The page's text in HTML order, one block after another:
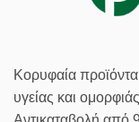
Κορυφαία προϊόντα
υγείας και